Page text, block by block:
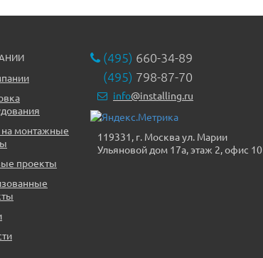
монтажные
проекты
(495) 660-34-89
(495) 798-87-70
info@installing.ru
119331, г. Москва ул. Марии
Ульяновой дом 17а, этаж 2, офис 10